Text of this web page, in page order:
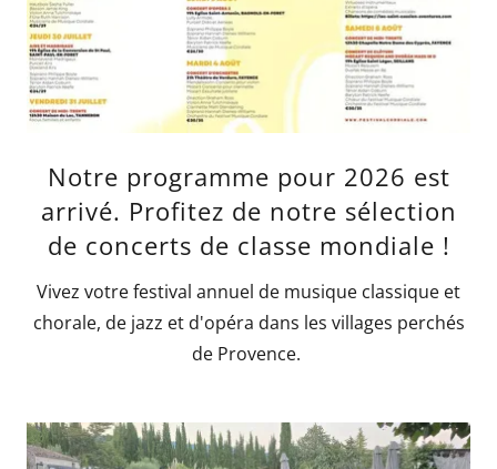
Notre programme pour 2026 est
arrivé. Profitez de notre sélection
de concerts de classe mondiale !
Vivez votre festival annuel de musique classique et
chorale, de jazz et d'opéra dans les villages perchés
de Provence.